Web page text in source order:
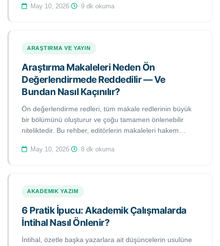
gönderimlerden nasıl kurtarabileceğini açıklamaktadır.
May 10, 2026· 9 dk okuma
ARAŞTIRMA VE YAYIN
Araştırma Makaleleri Neden Ön
Değerlendirmede Reddedilir — Ve
Bundan Nasıl Kaçınılır?
Ön değerlendirme redleri, tüm makale redlerinin büyük
bir bölümünü oluşturur ve çoğu tamamen önlenebilir
niteliktedir. Bu rehber, editörlerin makaleleri hakem
ve bir sonraki gönderiminizden önce bunlardan nasıl
May 10, 2026· 8 dk okuma
AKADEMIK YAZIM
6 Pratik İpucu: Akademik Çalışmalarda
İntihal Nasıl Önlenir?
İntihal, özetle başka yazarlara ait düşüncelerin usulüne